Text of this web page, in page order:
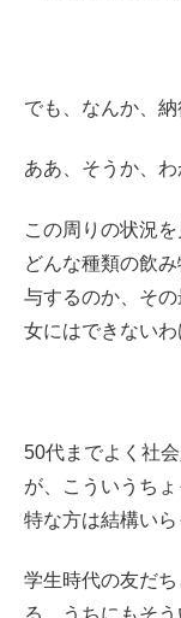
でも、なんか、納
ああ、そうか、わ
この周りの状況
どんな種類の飲
与するのか、そ
女にはできないわ
50代までよく社
が、こういうち
特な方は結構いら
学生時代の友だ
る、うちにもそ